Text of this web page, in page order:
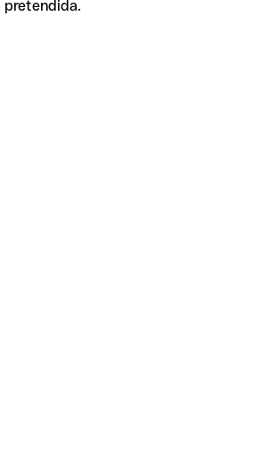
pretendida.